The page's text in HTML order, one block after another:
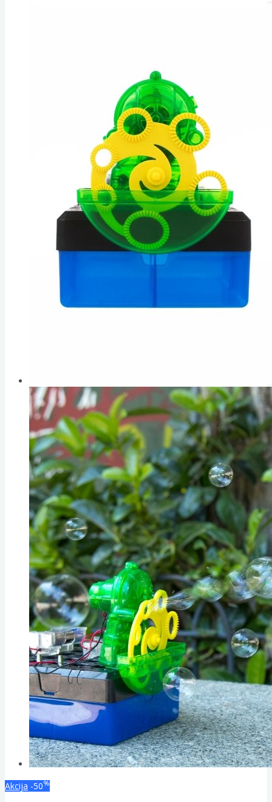
Akcija -50%